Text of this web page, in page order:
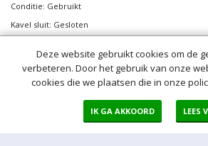
Conditie: Gebruikt
Kavel sluit: Gesloten
Deze website gebruikt cookies om de
verbeteren. Door het gebruik van onze
cookies die we plaatsen die in onze
IK GA AKKOORD LEES